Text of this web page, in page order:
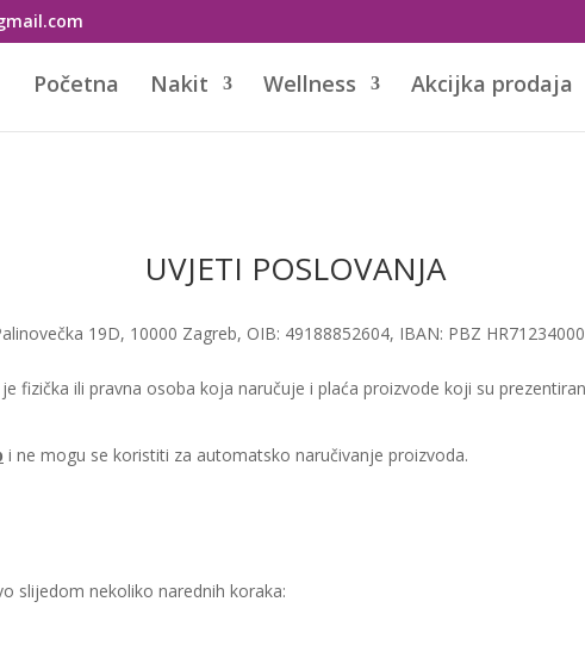
Početna Nakit Wellness Akcijka prodaja
UVJETI POSLOVANJA
19D, 10000 Zagreb, OIB: 49188852604, IBAN: PBZ
je fizička ili pravna osoba koja naručuje i plaća proizvode koji su
i ne mogu se koristiti za automatsko naručivanje proizvoda.
slijedom nekoliko narednih koraka: